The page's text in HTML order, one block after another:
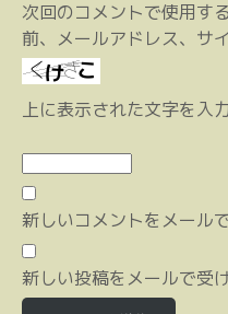
次回のコメントで使用す
前、メールアドレス、サ
上に表示された文字を入
新しいコメントをメール
新しい投稿をメールで受